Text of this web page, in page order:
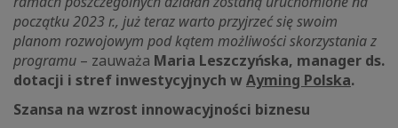
początku 2023 r., już teraz warto przyjrzeć się swoim
planom rozwojowym pod kątem możliwości skorzystania z
programu – zauważa Maria Leszczyńska, manager ds.
dotacji i stref inwestycyjnych wAyming Polska.
Szansa na wzrost innowacyjności biznesu